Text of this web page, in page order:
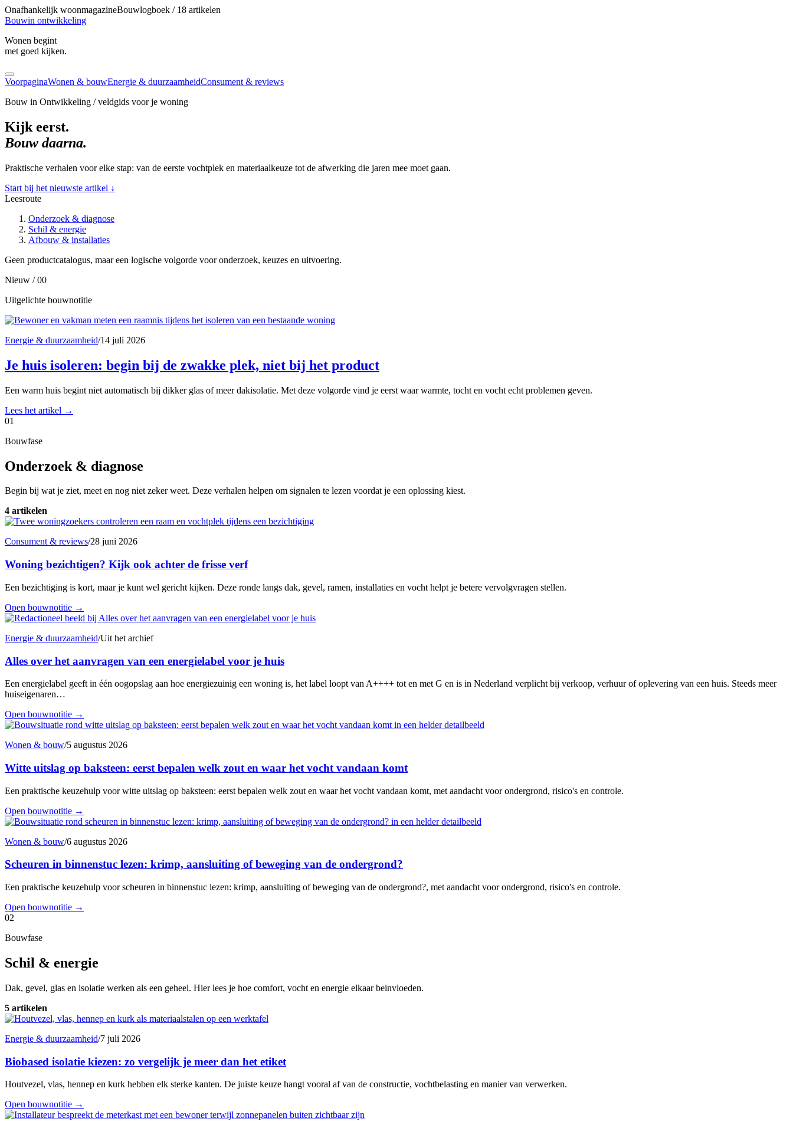
Onafhankelijk woonmagazineBouwlogboek / 18 artikelen
Bouwin ontwikkeling
Wonen begint
met goed kijken.
VoorpaginaWonen & bouwEnergie & duurzaamheidConsument & reviews
Bouw in Ontwikkeling / veldgids voor je woning
Kijk eerst.
Bouw daarna.
Praktische verhalen voor elke stap: van de eerste vochtplek en materiaalkeuze tot de afwerking die jaren mee moet gaan.
Start bij het nieuwste artikel ↓
Leesroute
Onderzoek & diagnose
Schil & energie
Afbouw & installaties
Geen productcatalogus, maar een logische volgorde voor onderzoek, keuzes en uitvoering.
Nieuw / 00
Uitgelichte bouwnotitie
Energie & duurzaamheid/14 juli 2026
Je huis isoleren: begin bij de zwakke plek, niet bij het product
Een warm huis begint niet automatisch bij dikker glas of meer dakisolatie. Met deze volgorde vind je eerst waar warmte, tocht en vocht echt problemen geven.
Lees het artikel →
01
Bouwfase
Onderzoek & diagnose
Begin bij wat je ziet, meet en nog niet zeker weet. Deze verhalen helpen om signalen te lezen voordat je een oplossing kiest.
4 artikelen
Consument & reviews/28 juni 2026
Woning bezichtigen? Kijk ook achter de frisse verf
Een bezichtiging is kort, maar je kunt wel gericht kijken. Deze ronde langs dak, gevel, ramen, installaties en vocht helpt je betere vervolgvragen stellen.
Open bouwnotitie →
Energie & duurzaamheid/Uit het archief
Alles over het aanvragen van een energielabel voor je huis
Een energielabel geeft in één oogopslag aan hoe energiezuinig een woning is, het label loopt van A++++ tot en met G en is in Nederland verplicht bij verkoop, verhuur of oplevering van een huis. Steeds meer
huiseigenaren…
Open bouwnotitie →
Wonen & bouw/5 augustus 2026
Witte uitslag op baksteen: eerst bepalen welk zout en waar het vocht vandaan komt
Een praktische keuzehulp voor witte uitslag op baksteen: eerst bepalen welk zout en waar het vocht vandaan komt, met aandacht voor ondergrond, risico's en controle.
Open bouwnotitie →
Wonen & bouw/6 augustus 2026
Scheuren in binnenstuc lezen: krimp, aansluiting of beweging van de ondergrond?
Een praktische keuzehulp voor scheuren in binnenstuc lezen: krimp, aansluiting of beweging van de ondergrond?, met aandacht voor ondergrond, risico's en controle.
Open bouwnotitie →
02
Bouwfase
Schil & energie
Dak, gevel, glas en isolatie werken als een geheel. Hier lees je hoe comfort, vocht en energie elkaar beinvloeden.
5 artikelen
Energie & duurzaamheid/7 juli 2026
Biobased isolatie kiezen: zo vergelijk je meer dan het etiket
Houtvezel, vlas, hennep en kurk hebben elk sterke kanten. De juiste keuze hangt vooral af van de constructie, vochtbelasting en manier van verwerken.
Open bouwnotitie →